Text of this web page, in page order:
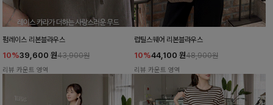
펌레이스 리본블라우스
10%39,600 원43,900원
리뷰 카운트 영역
럽틸스퀘어 리본블라우스
10%44,100 원48,900원
리뷰 카운트 영역